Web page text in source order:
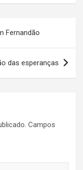
Fernandão
das esperanças
Campos